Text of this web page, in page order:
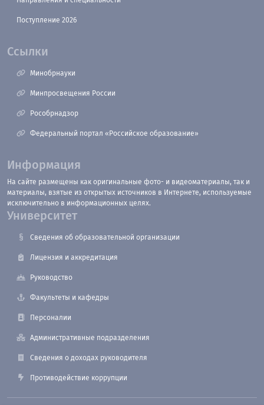
Поступление 2026
Ссылки
Минобрнауки
Минпросвещения России
Рособрнадзор
Федеральный портал «Российское образование»
Информация
На сайте размещены как оригинальные фото- и видеоматериалы, так и
материалы, взятые из открытых источников в Интернете, используемые
исключительно в информационных целях.
Университет
Сведения об образовательной организации
Лицензия и аккредитация
Руководство
Факультеты и кафедры
Персоналии
Административные подразделения
Сведения о доходах руководителя
Противодействие коррупции